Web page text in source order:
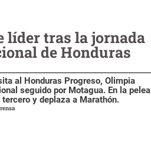
líder tras la jornada
de Honduras
al Honduras Progreso, Olimpia
seguido por Motagua. En la pelea
y deplaza a Marathón.